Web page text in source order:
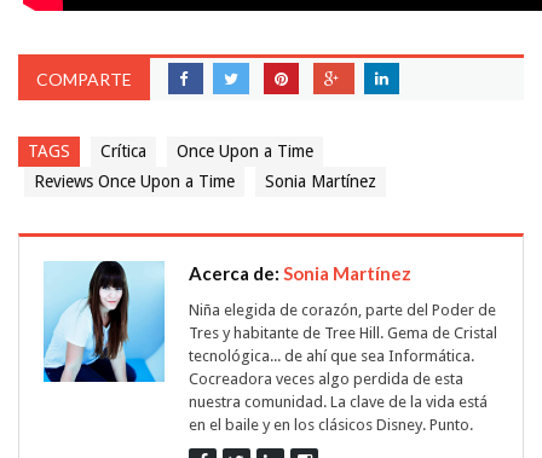
COMPARTE
TAGS Crítica
Once Upon a Time
Reviews Once Upon a Time
Sonia Martínez
Acerca de: Sonia Martínez
Niña elegida de corazón, parte del Poder de
Tres y habitante de Tree Hill. Gema de Cristal
tecnológica... de ahí que sea Informática.
Cocreadora veces algo perdida de esta
nuestra comunidad. La clave de la vida está
en el baile y en los clásicos Disney. Punto.